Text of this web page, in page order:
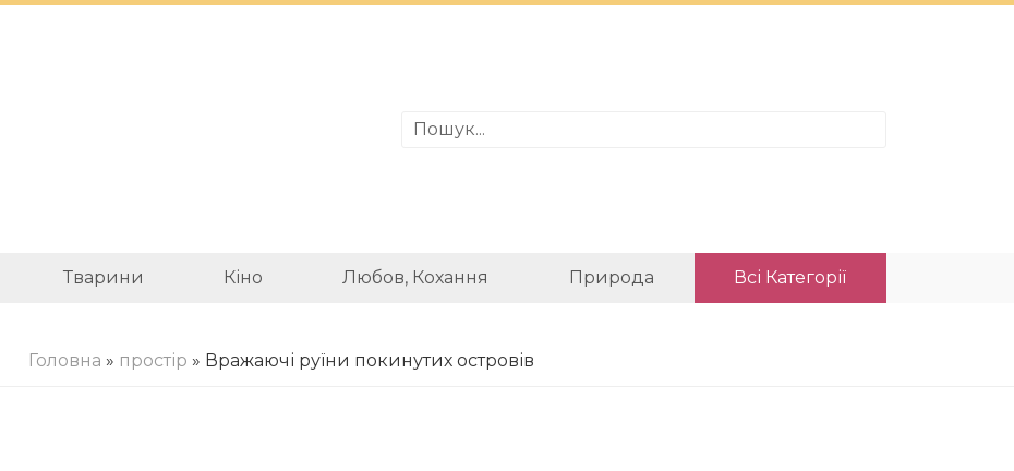
Тварини Кіно Любов, Кохання Природа Всі Категорії
Головна » простір » Вражаючі руїни покинутих островів